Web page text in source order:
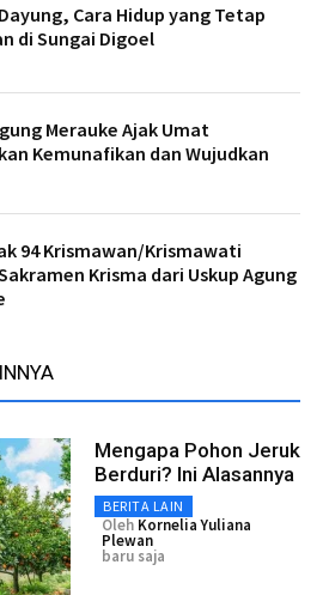
Cara Hidup yang Tetap
di Sungai Digoel
Merauke Ajak Umat
Kemunafikan dan Wujudkan
94 Krismawan/Krismawati
Krisma dari Uskup Agung
Mengapa Pohon Jeruk
Berduri? Ini Alasannya
BERITA LAIN
Oleh Kornelia Yuliana
Plewan
baru saja